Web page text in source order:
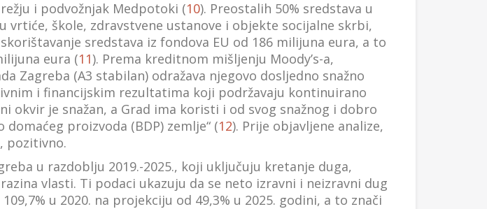
i podvožnjak Medpotoki (10). Preostalih 50% sredstava u
škole, zdravstvene ustanove i objekte socijalne skrbi,
sredstava iz fondova EU od 186 milijuna eura, a to
eura (11). Prema kreditnom mišljenju Moody’s-a,
Zagreba (A3 stabilan) odražava njegovo dosljedno snažno
i financijskim rezultatima koji podržavaju kontinuirano
je snažan, a Grad ima koristi i od svog snažnog i dobro
proizvoda (BDP) zemlje“ (12). Prije objavljene analize,
pozitivno.
u razdoblju 2019.-2025., koji uključuju kretanje duga,
vlasti. Ti podaci ukazuju da se neto izravni i neizravni dug
u 2020. na projekciju od 49,3% u 2025. godini, a to znači